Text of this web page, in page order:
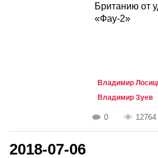
Британию от
«Фау-2»
Владимир
Владимир Зуев
0 12764
2018-07-06